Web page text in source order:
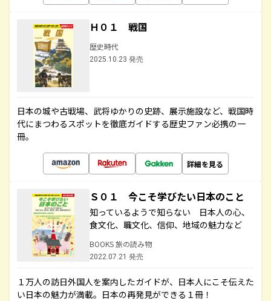
Ｈ０１ 戦国
歴史時代
2025.10.23 発売
日本の城や古戦場、武将ゆかりの史跡、展示施設など、戦国時
代にまつわるスポットを徹底ガイドする歴史ファン必携の一
冊。
詳細を見る
Ｓ０１ 今こそ学びたい日本のこと
知っているようで知らない 日本人の心、
食文化、職文化、信仰、地域の魅力など
BOOKS 旅の読み物
2022.07.21 発売
１万人の訪日外国人を案内したガイドが、日本人にこそ伝えた
い日本の魅力が満載。日本の再発見ができる１冊！